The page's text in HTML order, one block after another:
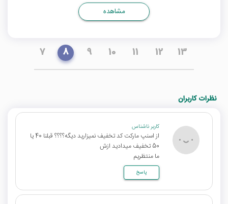
مشاهده
7 8 9 10 11 12 13
نظرات کاربران
کاربر ناشناس
از اسنپ مارکت کد تخفیف نمیزارید دیگه؟؟؟؟ قبلنا 40 یا
50 تخفیف میدادید ازش
ما منتظریم
پاسخ